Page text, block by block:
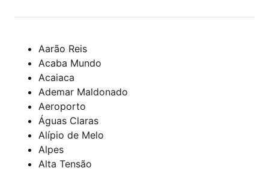
Aarão Reis
Acaba Mundo
Acaiaca
Ademar Maldonado
Aeroporto
Águas Claras
Alípio de Melo
Alpes
Alta Tensão